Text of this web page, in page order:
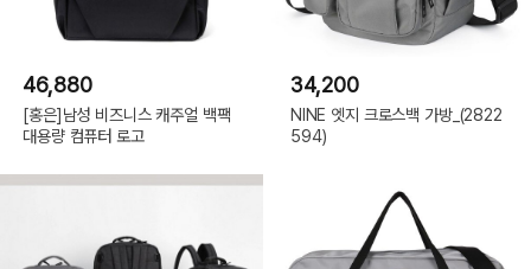
46,880
[홍은]남성 비즈니스 캐주얼 백팩
대용량 컴퓨터 로고
34,200
NINE 엣지 크로스백 가방_(2822
594)